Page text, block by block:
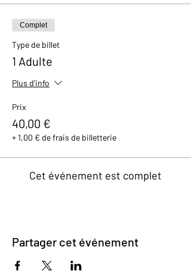
Complet
Type de billet
1 Adulte
Plus d'info
Prix
40,00 €
+ 1,00 € de frais de billetterie
Cet événement est complet
Partager cet événement